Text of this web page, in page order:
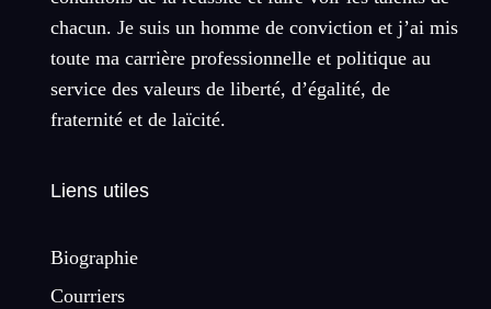
chacun. Je suis un homme de conviction et j’ai mis
toute ma carrière professionnelle et politique au
service des valeurs de liberté, d’égalité, de
fraternité et de laïcité.
Liens utiles
Biographie
Courriers